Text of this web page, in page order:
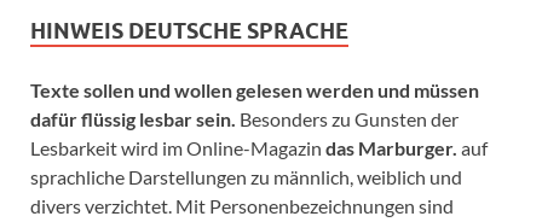
HINWEIS DEUTSCHE SPRACHE
Texte sollen und wollen gelesen werden und müssen
dafür flüssig lesbar sein. Besonders zu Gunsten der
Lesbarkeit wird im Online-Magazin das Marburger. auf
sprachliche Darstellungen zu männlich, weiblich und
divers verzichtet. Mit Personenbezeichnungen sind